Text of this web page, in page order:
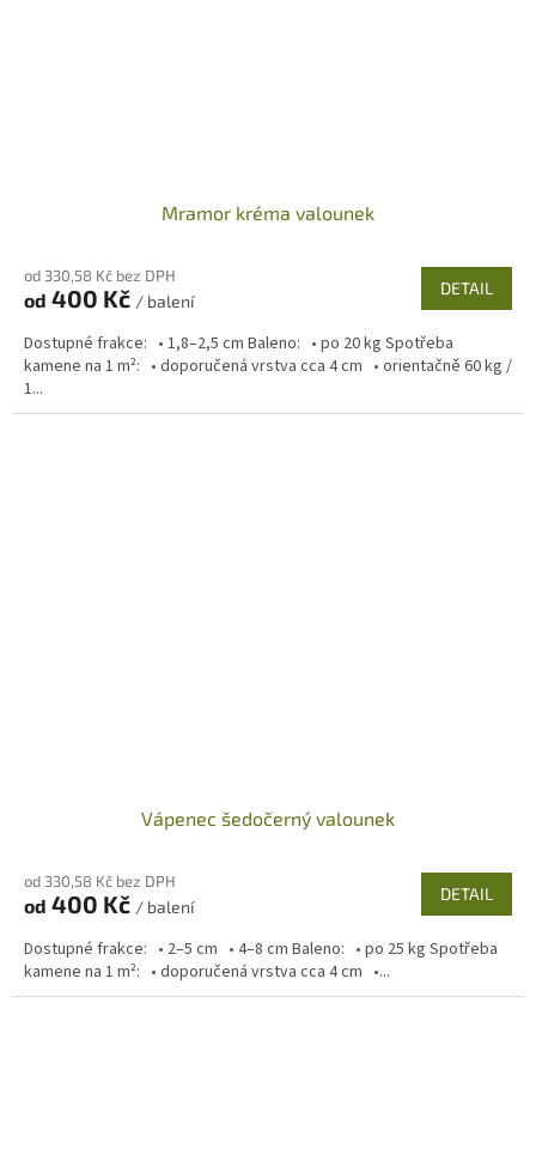
Mramor kréma valounek
od 330,58 Kč bez DPH
od 400 Kč / balení
DETAIL
Dostupné frakce: • 1,8–2,5 cm Baleno: • po 20 kg Spotřeba
kamene na 1 m²: • doporučená vrstva cca 4 cm • orientačně 60 kg /
1...
Vápenec šedočerný valounek
od 330,58 Kč bez DPH
od 400 Kč / balení
DETAIL
Dostupné frakce: • 2–5 cm • 4–8 cm Baleno: • po 25 kg Spotřeba
kamene na 1 m²: • doporučená vrstva cca 4 cm •...